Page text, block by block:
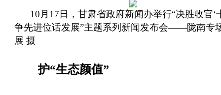
10月17日，甘肃省政府新闻办举行“决胜收官‘
争先进位话发展”主题系列新闻发布会——陇南专
展 摄
护“生态颜值”